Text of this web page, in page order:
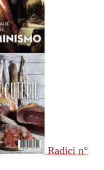
Radici n°